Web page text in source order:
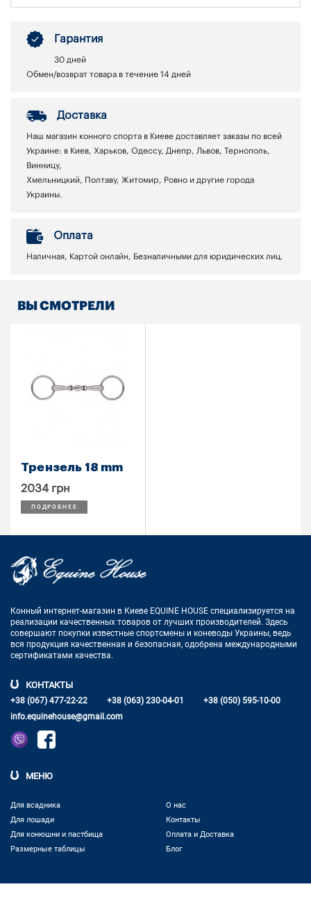
Гарантия
30 дней
Обмен/возврат товара в течение 14 дней
Доставка
Наш магазин конного спорта в Киеве доставляет заказы по всей
Украине: в Киев, Харьков, Одессу, Днепр, Львов, Тернополь,
Винницу,
Хмельницкий, Полтаву, Житомир, Ровно и другие города
Украины.
Оплата
Наличная, Картой онлайн, Безналичными для юридических лиц.
ВЫ СМОТРЕЛИ
Трензель 18 mm
2034 грн
ПОДРОБНЕЕ
Конный интернет-магазин в Киеве EQUINE HOUSE специализируется на
реализации качественных товаров от лучших производителей. Здесь
совершают покупки известные спортсмены и коневоды Украины, ведь
вся продукция качественная и безопасная, одобрена международными
сертификатами качества.
КОНТАКТЫ
+38 (067) 477-22-22 +38 (063) 230-04-01
+38 (050) 595-10-00
info.equinehouse@gmail.com
МЕНЮ
Для всадника
Для лошади
Для конюшни и пастбища
Размерные таблицы
О нас
Контакты
Оплата и Доставка
Блог